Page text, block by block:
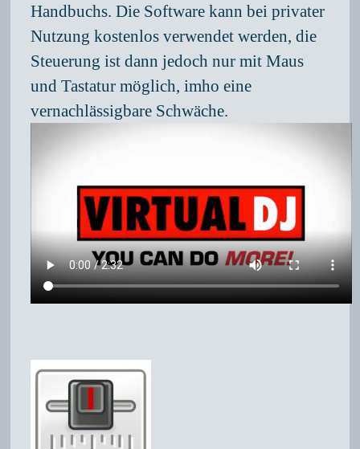
Handbuchs. Die Software kann bei privater
Nutzung kostenlos verwendet werden, die
Steuerung ist dann jedoch nur mit Maus
und Tastatur möglich, imho eine
vernachlässigbare Schwäche.